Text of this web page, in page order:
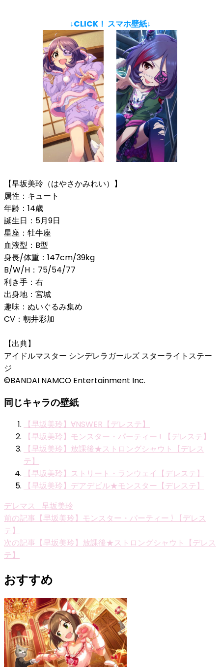
↓CLICK！ スマホ壁紙↓
【早坂美玲（はやさかみれい）】
属性：キュート
年齢：14歳
誕生日：5月9日
星座：牡牛座
血液型：B型
身長/体重：147cm/39kg
B/W/H：75/54/77
利き手：右
出身地：宮城
趣味：ぬいぐるみ集め
CV：朝井彩加
【出典】
アイドルマスター シンデレラガールズ スターライトステー
ジ
©BANDAI NAMCO Entertainment Inc.
同じキャラの壁紙
【早坂美玲】∀NSWER【デレステ】
【早坂美玲】モンスター・パーティー ! 【デレステ】
【早坂美玲】放課後★ストロングシャウト【デレス
テ】
【早坂美玲】ストリート・ランウェイ【デレステ】
【早坂美玲】デアデビル★モンスター【デレステ】
デレマス_早坂美玲
投
稿
ナ
ビ
ゲ
ー
シ
ョ
ン
前の記事 【早坂美玲】モンスター・パーティー ! 【デレス
テ】
次の記事 【早坂美玲】放課後★ストロングシャウト【デレス
テ】
おすすめ